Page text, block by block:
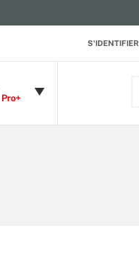
S'IDENTIFIER
Pro+